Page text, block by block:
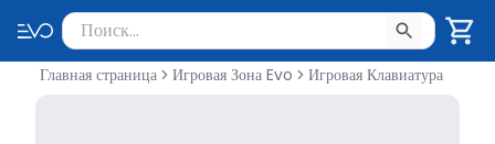
Поиск товаров
Введите минимум 2 символа для поиска. Нажмите Enter
Главная страница Игровая Зона Evo Игровая Клавиатура